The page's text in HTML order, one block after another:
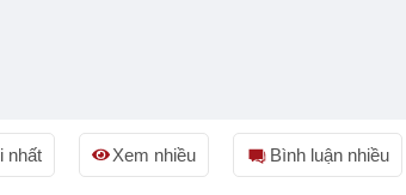
nhất Xem nhiều Bình luận nhiều